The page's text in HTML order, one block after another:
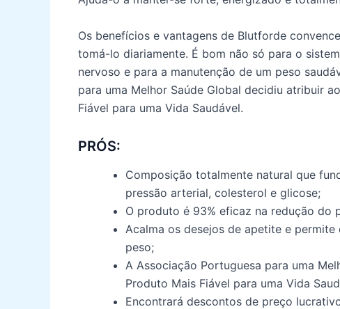
Os benefícios e vantagens de Blutforde
tomá-lo diariamente. É bom não só para o
nervoso e para a manutenção de um peso
para uma Melhor Saúde Global decidiu atribuir
Fiável para uma Vida Saudável.
PRÓS:
Composição totalmente natural que
pressão arterial, colesterol e glicose;
O produto é 93% eficaz na redução do
Acalma os desejos de apetite e
peso;
A Associação Portuguesa para uma
Produto Mais Fiável para uma Vida
Encontrará descontos de preço